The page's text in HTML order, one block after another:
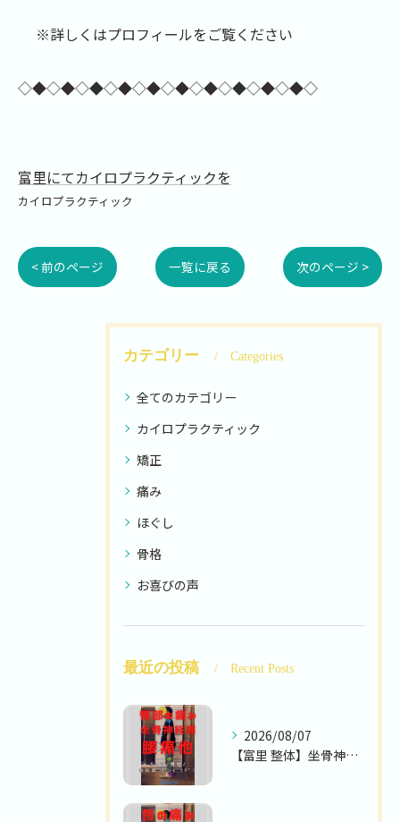
※詳しくはプロフィールをご覧ください
◇◆◇◆◇◆◇◆◇◆◇◆◇◆◇◆◇◆◇◆◇
富里にてカイロプラクティックを
カイロプラクティック
< 前のページ 一覧に戻る 次のページ >
カテゴリー Categories
全てのカテゴリー
カイロプラクティック
矯正
痛み
ほぐし
骨格
お喜びの声
最近の投稿 Recent Posts
2026/08/07
【富里 整体】坐骨神経痛、腰痛、臀部の痛み 他/50代男性/...